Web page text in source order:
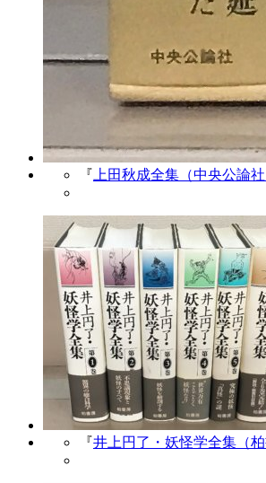
『 上田秋成全集（中央公論
『井上円了・妖怪学全集（